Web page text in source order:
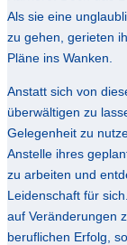
Als sie eine
zu gehen, gerieten
Pläne ins Wanken.
Anstatt sich von
überwältigen zu
Gelegenheit zu
Anstelle ihres
zu arbeiten und
Leidenschaft für
auf Veränderungen
beruflichen Erfolg,